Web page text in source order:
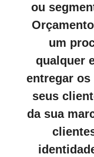
ou
um
qualquer
entregar
seus
da sua